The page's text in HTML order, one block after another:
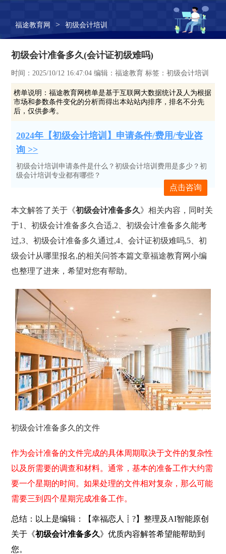
福途教育网 > 初级会计培训
初级会计准备多久(会计证初级难吗)
时间：2025/10/12 16:47:04 编辑：福途教育 标签：初级会计培训
榜单说明：福途教育网榜单是基于互联网大数据统计及人为根据
市场和参数条件变化的分析而得出本站站内排序，排名不分先
后，仅供参考。
2024年【初级会计培训】申请条件/费用/专业咨
询 >>
初级会计培训申请条件是什么？初级会计培训费用是多少？初
级会计培训专业都有哪些？
点击咨询
本文解答了关于《初级会计准备多久》相关内容，同时关
于1、初级会计准备多久合适,2、初级会计准备多久能考
过,3、初级会计准备多久通过,4、会计证初级难吗,5、初
级会计从哪里报名,的相关问答本篇文章福途教育网小编
也整理了进来，希望对您有帮助。
初级会计准备多久的文件
作为会计准备的文件完成的具体周期取决于文件的复杂性
以及所需要的调查和材料。通常，基本的准备工作大约需
要一个星期的时间。如果处理的文件相对复杂，那么可能
需要三到四个星期完成准备工作。
总结：以上是编辑：【幸福恋人┋?】整理及AI智能原创
关于《初级会计准备多久》优质内容解答希望能帮助到
您。